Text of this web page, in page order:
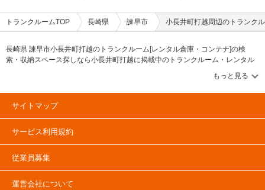
トランクルームTOP 長崎県 諫早市 小長井町打越周辺のトランク
長崎県 諫早市小長井町打越のトランクルーム[レンタル倉庫・コンテナ]の検
索・収納スペース探しなら小長井町打越に掲載中のトランクルーム・レンタル
さ・料金[賃料]・セキュリティ・空調完備・24時間出し入れ可能などの希望条件
で絞込み！豊富な物件数から様々な方法でご希望の収納スペースを簡単に探せ
るトランクルーム情報サイトです。小長井町打越で気になるトランクルームを
サイトマップ
サービス利用規約
従業員募集
運営会社について